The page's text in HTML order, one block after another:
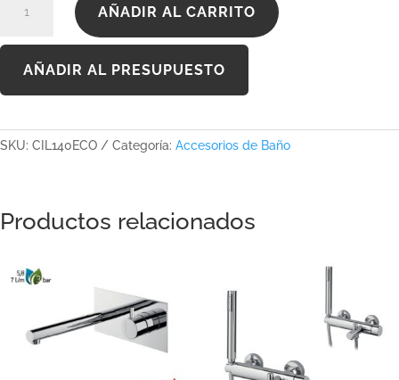
cantidad
AÑADIR AL CARRITO
AÑADIR AL PRESUPUESTO
SKU: CIL140ECO Categoría: Accesorios de Baño
Productos relacionados